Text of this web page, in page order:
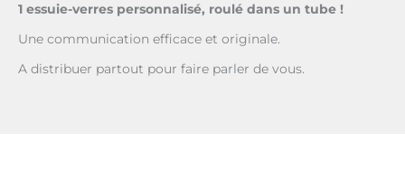
1 essuie-verres personnalisé, roulé dans un tube !
Une communication efficace et originale.
A distribuer partout pour faire parler de vous.